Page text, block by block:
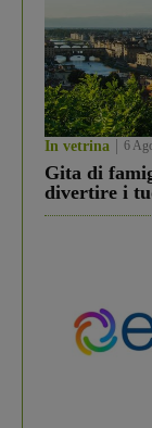
In vetrina 6
Gita di
divertire i